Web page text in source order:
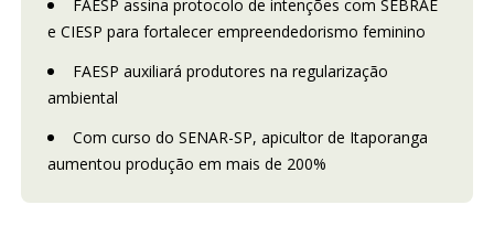
FAESP assina protocolo de intenções com SEBRAE
e CIESP para fortalecer empreendedorismo feminino
FAESP auxiliará produtores na regularização
ambiental
Com curso do SENAR-SP, apicultor de Itaporanga
aumentou produção em mais de 200%